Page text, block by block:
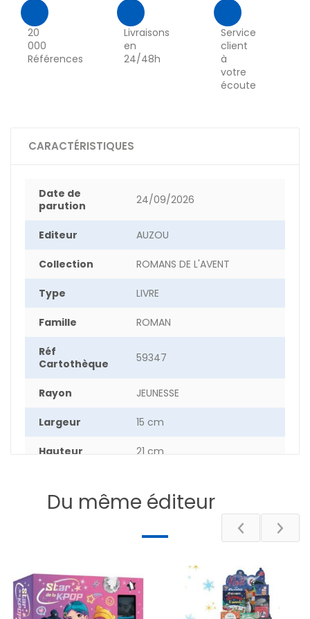
20
000
Références
Livraisons
en
24/48h
Service
client
à
votre
écoute
CARACTÉRISTIQUES
Date de
parution
24/09/2026
Editeur AUZOU
Collection ROMANS DE L'AVENT
Type LIVRE
Famille ROMAN
Réf
Cartothèque
59347
Rayon JEUNESSE
Largeur 15 cm
Hauteur 21 cm
pages
Du même éditeur